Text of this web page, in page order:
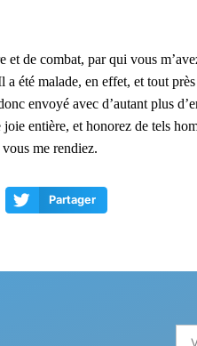
de combat, par qui vous
été malade, en effet, et tout
envoyé avec d’autant plus
entière, et honorez de tels
me rendiez.
Partager